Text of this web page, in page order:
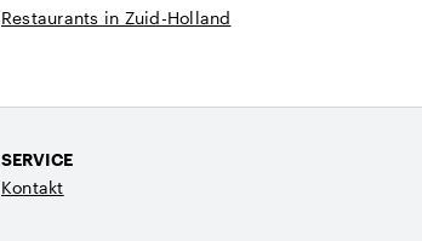
Restaurants in Zuid-Holland
SERVICE
Kontakt